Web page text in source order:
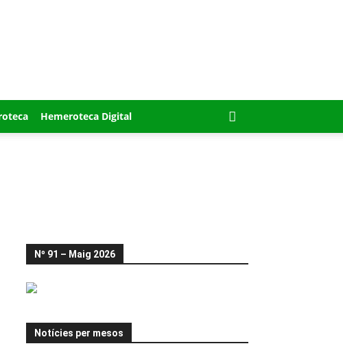
Hemeroteca Digital
Nº 91 – Maig 2026
Notícies per mesos